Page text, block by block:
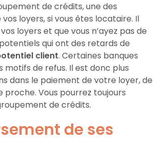
de crédits, une des
loyers, si vous êtes locataire. Il
loyers et que vous n‘ayez pas de
qui ont des retards de
client. Certaines banques
de refus. Il est donc plus
dans le paiement de votre loyer, de
Vous pourrez toujours
de crédits.
de ses